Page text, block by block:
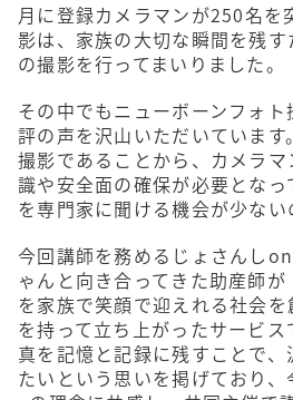
月に登録カメラマンが250名を
影は、家族の大切な瞬間を残
の撮影を行ってまいりました。
その中でもニューボーンフォ
評の声を沢山いただいていま
撮影であることから、カメラ
識や安全面の確保が必要とな
を専門家に聞ける機会が少ない
今回講師を務めるじょさんし
ゃんと向き合ってきた助産師
を家族で笑顔で迎えれる社会
を持って立ち上がったサービ
真を記憶と記録に残すことで
たいという思いを掲げており